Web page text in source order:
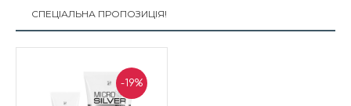
СПЕЦІАЛЬНА ПРОПОЗИЦІЯ!
-19%